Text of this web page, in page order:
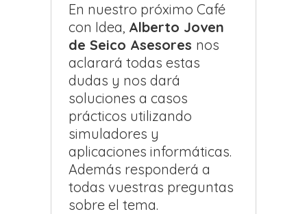
En nuestro próximo Café
con Idea, Alberto Joven
de Seico Asesores nos
aclarará todas estas
dudas y nos dará
soluciones a casos
prácticos utilizando
simuladores y
aplicaciones informáticas.
Además responderá a
todas vuestras preguntas
sobre el tema.